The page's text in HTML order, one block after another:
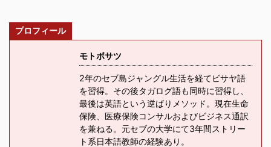
プロフィール
モトボサツ
2年のセブ島ジャングル生活を経てビサヤ語
を習得。その後タガログ語も同時に習得し、
最後は英語という逆ばりメソッド。現在生命
保険、医療保険コンサルおよびビジネス通訳
を兼ねる。元セブの大学にて3年間ストリー
ト系日本語教師の経験あり。